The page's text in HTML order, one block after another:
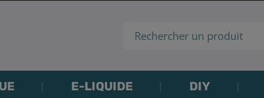
E-LIQUIDE DIY